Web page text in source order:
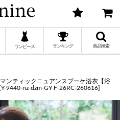
ワンピース ランキング 商品検索
ンティックニュアンスブーケ浴衣【浴
[Y-9440-nz-dzm-GY-F-26RC-260616]